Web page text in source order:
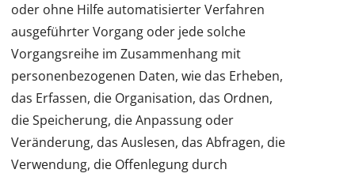
oder ohne Hilfe automatisierter Verfahren
ausgeführter Vorgang oder jede solche
Vorgangsreihe im Zusammenhang mit
personenbezogenen Daten, wie das Erheben,
das Erfassen, die Organisation, das Ordnen,
die Speicherung, die Anpassung oder
Veränderung, das Auslesen, das Abfragen, die
Verwendung, die Offenlegung durch